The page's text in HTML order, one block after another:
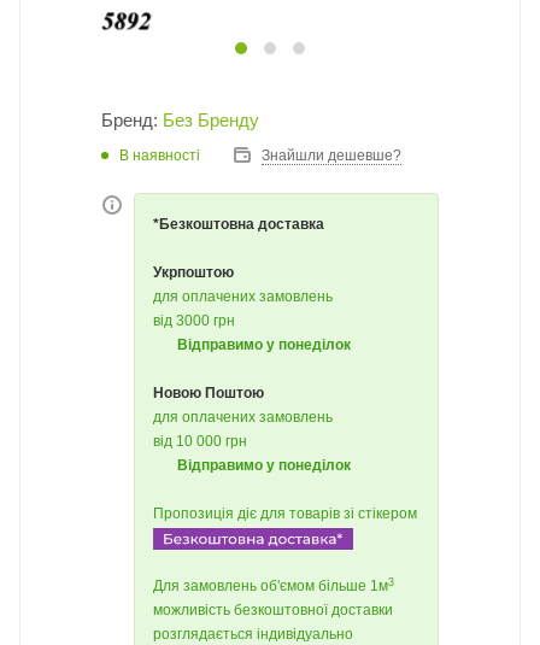
Бренд: Без Бренду
В наявності Знайшли дешевше?
*Безкоштовна доставка
Укрпоштою
для оплачених замовлень
від 3000 грн
Відправимо у понеділок
Новою Поштою
для оплачених замовлень
від 10 000 грн
Відправимо у понеділок
Пропозиція діє для товарів зі стікером
Для замовлень об'ємом більше 1м3
можливість безкоштовної доставки
розглядається індивідуально